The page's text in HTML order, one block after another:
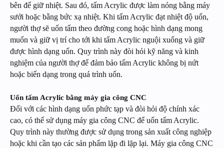
bên để giữ nhiệt. Sau đó, tấm Acrylic được làm nóng bằng máy
sưởi hoặc bằng bức xạ nhiệt. Khi tấm Acrylic đạt nhiệt độ uốn,
người thợ sẽ uốn tấm theo đường cong hoặc hình dạng mong
muốn và giữ vị trí cho tới khi tấm Acrylic nguội xuống và giữ
được hình dạng uốn. Quy trình này đòi hỏi kỹ năng và kinh
nghiệm của người thợ để đảm bảo tấm Acrylic không bị nứt
hoặc biến dạng trong quá trình uốn.
Uốn tấm Acrylic bằng máy gia công CNC
Đối với các hình dạng uốn phức tạp và đòi hỏi độ chính xác
cao, có thể sử dụng máy gia công CNC để uốn tấm Acrylic.
Quy trình này thường được sử dụng trong sản xuất công nghiệp
hoặc khi cần tạo các sản phẩm lặp đi lặp lại. Máy gia công CNC